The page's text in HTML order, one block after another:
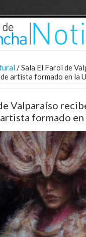
/Sala El Farol de
artista formado en la
Valparaíso
formado en